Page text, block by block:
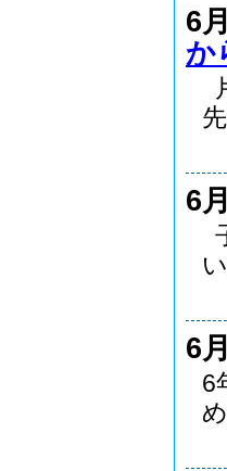
6
か
6
6
6